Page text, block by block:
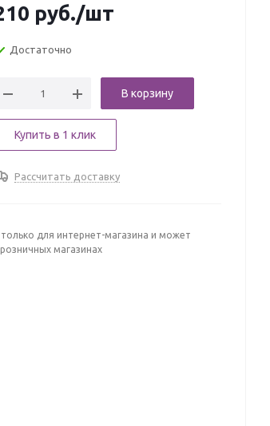
руб./шт
Достаточно
В корзину
Купить в 1 клик
Рассчитать доставку
для интернет-магазина и может
магазинах